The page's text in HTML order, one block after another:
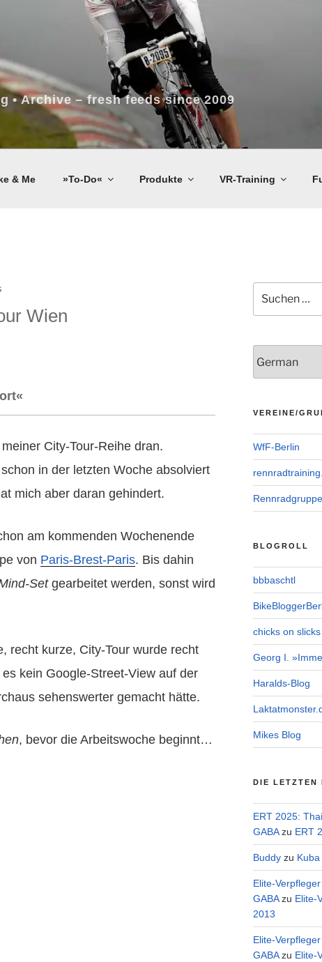
• Archive – fresh feeds since 2009
& Me »To-Do« Produkte VR-Training
Wien
City-Tour-Reihe dran.
in der letzten Woche absolviert
mich aber daran gehindert.
am kommenden Wochenende
von Paris-Brest-Paris. Bis dahin
Setgearbeitet werden, sonst wird
recht kurze, City-Tour wurde recht
kein Google-Street-View auf der
sehenswerter gemacht hätte.
, bevor die Arbeitswoche beginnt…
nach:
VEREINE/
WfF-Berlin
Rennradgruppe
BLOGROLL
bbbaschtl
chicks on slicks
Georg I.
Haralds-Blog
Mikes Blog
DIE LETZTEN
ERT 2025:
GABAzu ERT
Buddyzu
Elite-
GABAzu Elite-
2013
Elite-
GABAzu Elite-